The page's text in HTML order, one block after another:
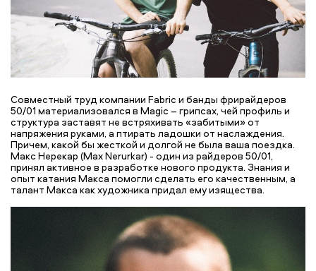
Совместный труд компании Fabric и банды фрирайдеров
50/01 материализовался в Magic – грипсах, чей профиль и
структура заставят не встряхивать «забитыми» от
напряжения руками, а птирать ладошки от наслаждения.
Причем, какой бы жесткой и долгой не была ваша поездка.
Макс Нерекар (Max Nerurkar) - один из райдеров 50/01,
принял активное в разработке нового продукта. Знания и
опыт катания Макса помогли сделать его качественным, а
талант Макса как художника придал ему изящества.